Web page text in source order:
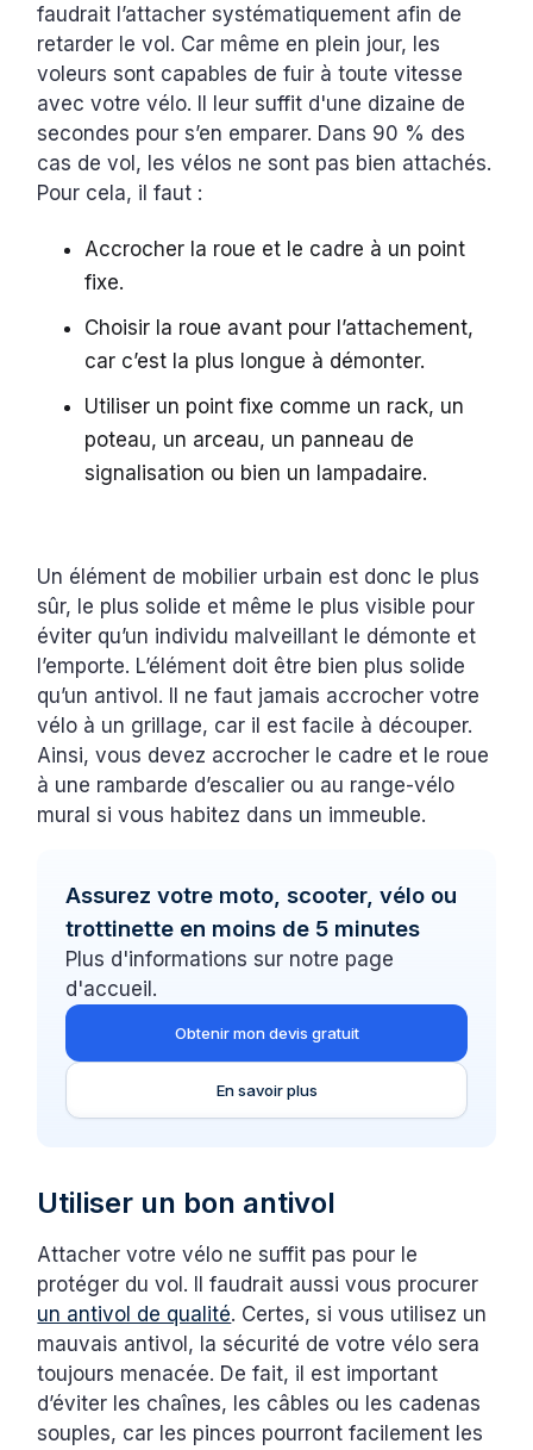
faudrait l’attacher systématiquement afin de
retarder le vol. Car même en plein jour, les
voleurs sont capables de fuir à toute vitesse
avec votre vélo. Il leur suffit d'une dizaine de
secondes pour s’en emparer. Dans 90 % des
cas de vol, les vélos ne sont pas bien attachés.
Pour cela, il faut :
Accrocher la roue et le cadre à un point
fixe.
Choisir la roue avant pour l’attachement,
car c’est la plus longue à démonter.
Utiliser un point fixe comme un rack, un
poteau, un arceau, un panneau de
signalisation ou bien un lampadaire.
Un élément de mobilier urbain est donc le plus
sûr, le plus solide et même le plus visible pour
éviter qu’un individu malveillant le démonte et
l’emporte. L’élément doit être bien plus solide
qu’un antivol. Il ne faut jamais accrocher votre
vélo à un grillage, car il est facile à découper.
Ainsi, vous devez accrocher le cadre et le roue
à une rambarde d’escalier ou au range-vélo
mural si vous habitez dans un immeuble.
Assurez votre moto, scooter, vélo ou
trottinette en moins de 5 minutes
Plus d'informations sur notre page
d'accueil.
Obtenir mon devis gratuit
En savoir plus
Utiliser un bon antivol
Attacher votre vélo ne suffit pas pour le
protéger du vol. Il faudrait aussi vous procurer
un antivol de qualité. Certes, si vous utilisez un
mauvais antivol, la sécurité de votre vélo sera
toujours menacée. De fait, il est important
d’éviter les chaînes, les câbles ou les cadenas
souples, car les pinces pourront facilement les